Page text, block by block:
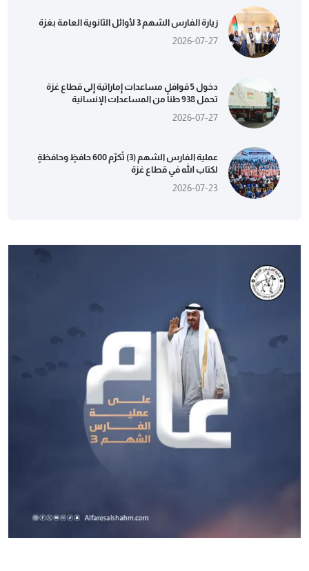
زيارة الفارس الشهم 3 لأوائل الثانوية العامة بغزة
2026-07-27
دخول 5 قوافل مساعدات إماراتية إلى قطاع غزة
تحمل 938 طناً من المساعدات الإنسانية
2026-07-27
عملية الفارس الشهم (3) تُكرّم 600 حافظٍ وحافظةٍ
لكتاب الله في قطاع غزة
2026-07-23